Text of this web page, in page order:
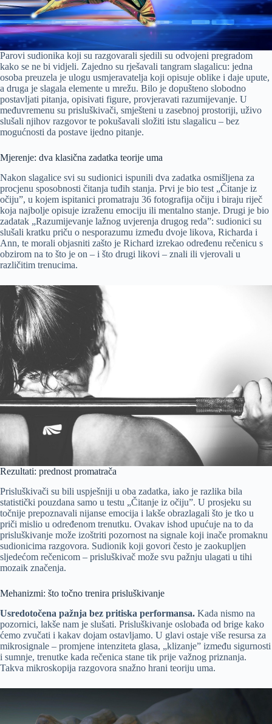
Parovi sudionika koji su razgovarali sjedili su odvojeni pregradom
kako se ne bi vidjeli. Zajedno su rješavali tangram slagalicu: jedna
osoba preuzela je ulogu usmjeravatelja koji opisuje oblike i daje upute,
a druga je slagala elemente u mrežu. Bilo je dopušteno slobodno
postavljati pitanja, opisivati figure, provjeravati razumijevanje. U
međuvremenu su prisluškivači, smješteni u zasebnoj prostoriji, uživo
slušali njihov razgovor te pokušavali složiti istu slagalicu – bez
mogućnosti da postave ijedno pitanje.
Mjerenje: dva klasična zadatka teorije uma
Nakon slagalice svi su sudionici ispunili dva zadatka osmišljena za
procjenu sposobnosti čitanja tuđih stanja. Prvi je bio test „Čitanje iz
očiju”, u kojem ispitanici promatraju 36 fotografija očiju i biraju riječ
koja najbolje opisuje izraženu emociju ili mentalno stanje. Drugi je bio
zadatak „Razumijevanje lažnog uvjerenja drugog reda”: sudionici su
slušali kratku priču o nesporazumu između dvoje likova, Richarda i
Ann, te morali objasniti zašto je Richard izrekao određenu rečenicu s
obzirom na to što je on – i što drugi likovi – znali ili vjerovali u
različitim trenucima.
Rezultati: prednost promatrača
Prisluškivači su bili uspješniji u oba zadatka, iako je razlika bila
statistički pouzdana samo u testu „Čitanje iz očiju”. U prosjeku su
točnije prepoznavali nijanse emocija i lakše obrazlagali što je tko u
priči mislio u određenom trenutku. Ovakav ishod upućuje na to da
prisluškivanje može izoštriti pozornost na signale koji inače promaknu
sudionicima razgovora. Sudionik koji govori često je zaokupljen
sljedećom rečenicom – prisluškivač može svu pažnju ulagati u tihi
mozaik značenja.
Mehanizmi: što točno trenira prisluškivanje
Usredotočena pažnja bez pritiska performansa. Kada nismo na
pozornici, lakše nam je slušati. Prisluškivanje oslobađa od brige kako
ćemo zvučati i kakav dojam ostavljamo. U glavi ostaje više resursa za
mikrosignale – promjene intenziteta glasa, „klizanje” između sigurnosti
i sumnje, trenutke kada rečenica stane tik prije važnog priznanja.
Takva mikroskopija razgovora snažno hrani teoriju uma.